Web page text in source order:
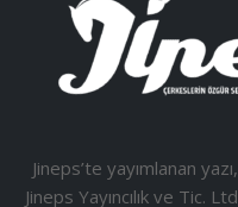
Jineps’te yayımlanan
Jineps Yayıncılık ve Tic.